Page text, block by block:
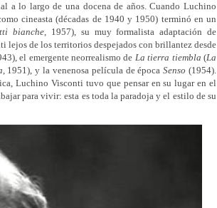
a lo largo de una docena de años. Cuando Luchino
cineasta (décadas de 1940 y 1950) terminó en un
bianche, 1957), su muy formalista adaptación de
de los territorios despejados con brillantez desde
el emergente neorrealismo de La tierra tiembla (La
, 1951), y la venenosa película de épocaSenso(1954).
Luchino Visconti tuvo que pensar en su lugar en el
para vivir: esta es toda la paradoja y el estilo de su